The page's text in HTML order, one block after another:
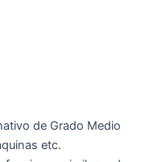
de Grado Medio
etc.